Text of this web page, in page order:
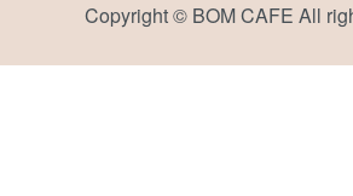
Copyright © BOM CAFE All